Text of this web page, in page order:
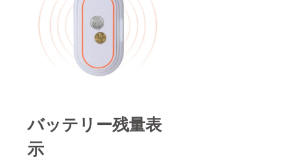
バッテリー残量表
示